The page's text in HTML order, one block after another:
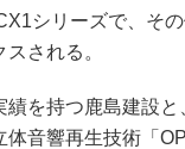
シリーズで、そ
される。
を持つ鹿島建設と
音響再生技術「